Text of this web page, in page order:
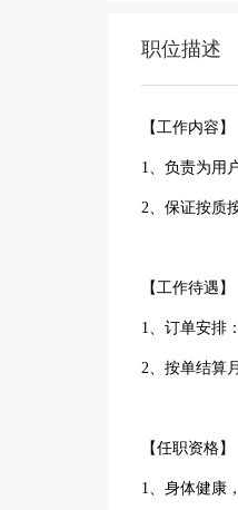
职位描述
【工作内容】
1、负责为用
2、保证按质
【工作待遇】
1、订单安排
2、按单结算
【任职资格】
1、身体健康